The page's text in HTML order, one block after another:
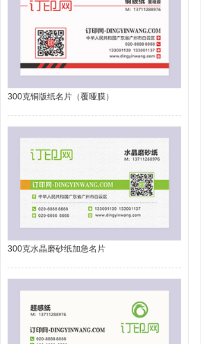
300克铜版纸名片（覆哑膜）
300克水晶磨砂纸加急名片